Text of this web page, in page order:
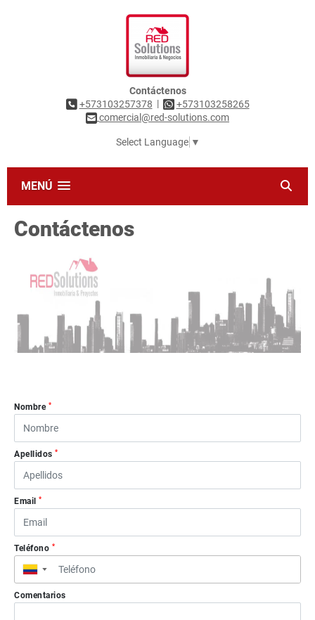
Contáctenos
+573103257378 |
+573103258265
comercial@red-solutions.com
Select Language ▼
MENÚ
Contáctenos
Nombre *
Apellidos *
Email *
Teléfono *
▼
Comentarios